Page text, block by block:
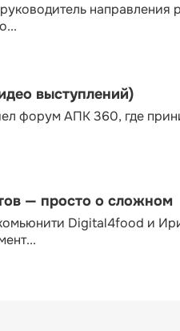
направления
выступлений)
форум АПК 360, где
— просто о сложном
Digital4food и